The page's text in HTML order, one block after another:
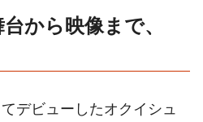
から映像まで、
デビューしたオクイシュ